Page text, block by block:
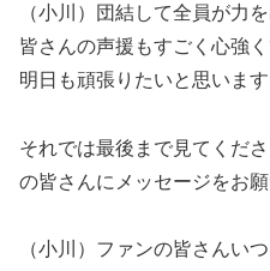
（小川）団結して全員が力
皆さんの声援もすごく心強
明日も頑張りたいと思います
それでは最後まで見てくだ
の皆さんにメッセージをお願
（小川）ファンの皆さんい